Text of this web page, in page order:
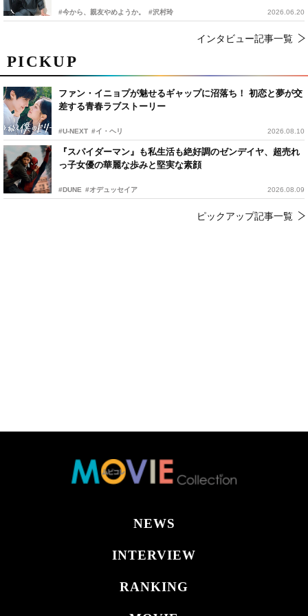
PICKUP
ファン・イニョプが魅せるギャップに沼落ち！ 初恋と夢が交
差する青春ラブストーリー
#U-NEXT #イ・ヘリ 2026.08.10
『スパイダーマン』も私生活も絶好調のゼンデイヤ、超売れ
っ子女優の華麗な歩みと堅実な素顔
#DUNE #オデュッセイア 2026.08.09
ピックアップ記事一覧
#今から、親友やめようか。 #沢村玲 2026.06.20
インタビュー記事一覧
NEWS
INTERVIEW
RANKING